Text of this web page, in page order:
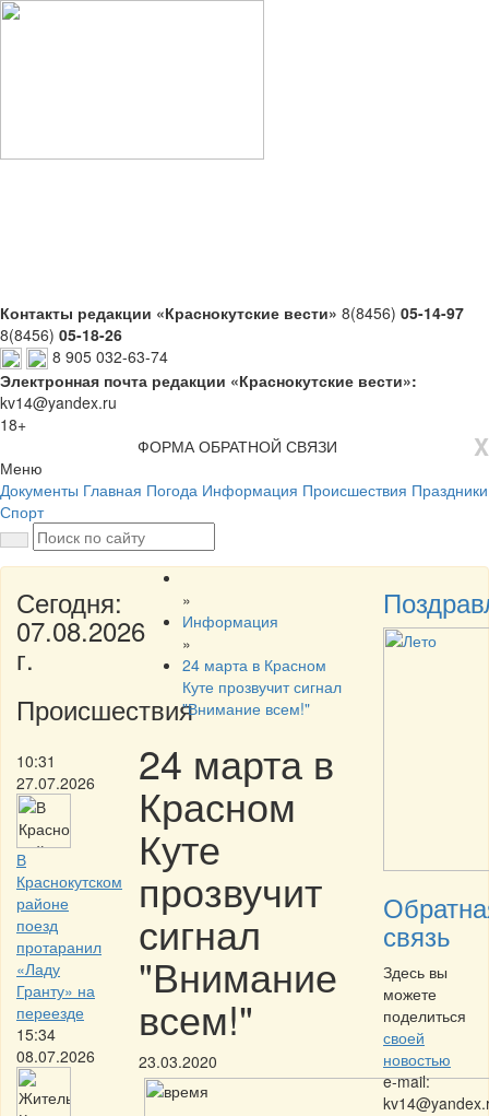
Контакты редакции «Краснокутские вести» 8(8456) 05-14-97
8(8456) 05-18-26
8 905 032-63-74
Электронная почта редакции «Краснокутские вести»:
kv14@yandex.ru
18+
X
ФОРМА ОБРАТНОЙ СВЯЗИ
Меню
Документы Главная Погода Информация Происшествия Праздники
Спорт
Сегодня:
07.08.2026
г.
Происшествия
10:31
27.07.2026
В
Краснокутском
районе
поезд
протаранил
«Ладу
Гранту» на
переезде
15:34
08.07.2026
»
Информация
»
24 марта в Красном
Куте прозвучит сигнал
"Внимание всем!"
24 марта в
Красном
Куте
прозвучит
сигнал
"Внимание
всем!"
23.03.2020
связь
Здесь вы
можете
поделиться
своей
новостью
e-mail: